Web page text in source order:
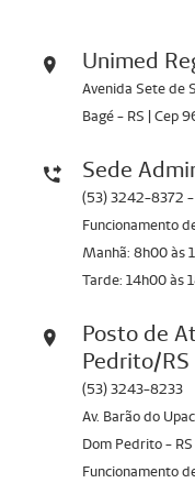
Unimed
Avenida Sete de
Bagé - RS | Cep
Sede
(53) 3242-8372
Funcionamento
Manhã: 8h00 às
Tarde: 14h00 às
Posto de
Pedrito/RS
(53) 3243-8233
Av. Barão do
Dom Pedrito -
Funcionamento